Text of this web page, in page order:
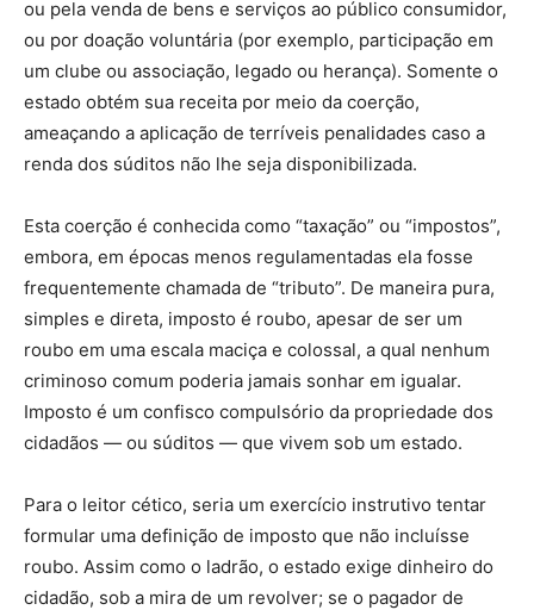
ou pela venda de bens e serviços ao público consumidor,
ou por doação voluntária (por exemplo, participação em
um clube ou associação, legado ou herança). Somente o
estado obtém sua receita por meio da coerção,
ameaçando a aplicação de terríveis penalidades caso a
renda dos súditos não lhe seja disponibilizada.
Esta coerção é conhecida como “taxação” ou “impostos”,
embora, em épocas menos regulamentadas ela fosse
frequentemente chamada de “tributo”. De maneira pura,
simples e direta, imposto é roubo, apesar de ser um
roubo em uma escala maciça e colossal, a qual nenhum
criminoso comum poderia jamais sonhar em igualar.
Imposto é um confisco compulsório da propriedade dos
cidadãos — ou súditos — que vivem sob um estado.
Para o leitor cético, seria um exercício instrutivo tentar
formular uma definição de imposto que não incluísse
roubo. Assim como o ladrão, o estado exige dinheiro do
cidadão, sob a mira de um revolver; se o pagador de